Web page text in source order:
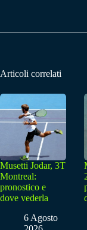
Articoli correlati
Musetti Jodar, 3T
Montreal:
pronostico e
dove vederla
6 Agosto